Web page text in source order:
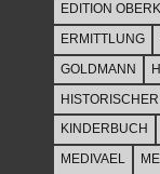
EDITION
ERMITTLUNG
GOLDMANN
KINDERBUCH
MEDIVAEL